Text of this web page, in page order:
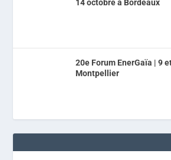
14 octobre à Bordeaux
20e Forum EnerGaïa | 9
Montpellier